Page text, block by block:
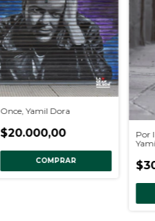
Once, Yamil Dora
$20.000,00
COMPRAR
Por